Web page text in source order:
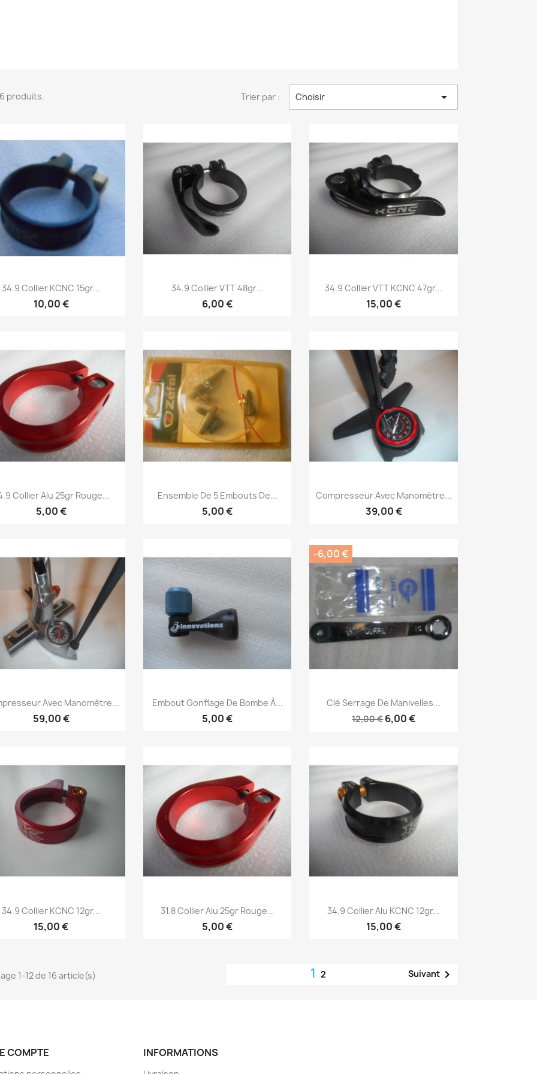
produits. Trier par : Choisir 
Aperçu rapide
34.9 Collier KCNC 15gr...
10,00 €
Aperçu rapide
34.9 Collier VTT 48gr...
6,00 €
Aperçu rapide
34.9 Collier VTT KCNC 47gr...
15,00 €
Aperçu rapide
Collier Alu 25gr Rouge...
5,00 €
Aperçu rapide
Ensemble De 5 Embouts De...
5,00 €
Aperçu rapide
Compresseur Avec Manomètre...
39,00 €
Aperçu rapide
Avec Manomètre...
59,00 €
Aperçu rapide
Embout Gonflage De Bombe À...
5,00 €
Aperçu rapide
Clé Serrage De Manivelles...
12,00 €6,00 €
-6,00 €
Aperçu rapide
34.9 Collier KCNC 12gr...
15,00 €
Aperçu rapide
31.8 Collier Alu 25gr Rouge...
5,00 €
Aperçu rapide
34.9 Collier Alu KCNC 12gr...
15,00 €
1-12 de 16 article(s) 12 Suivant
COMPTE INFORMATIONS